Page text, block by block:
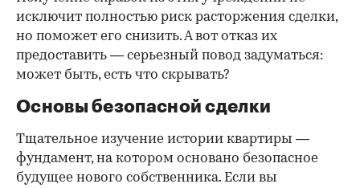
исключит полностью риск расторжения сделки,
но поможет его снизить. А вот отказ их
предоставить — серьезный повод задуматься:
может быть, есть что скрывать?
Основы безопасной сделки
Тщательное изучение истории квартиры —
фундамент, на котором основано безопасное
будущее нового собственника. Если вы